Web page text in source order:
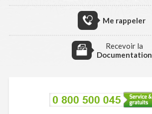
Me rappeler
Recevoir la
Documentation